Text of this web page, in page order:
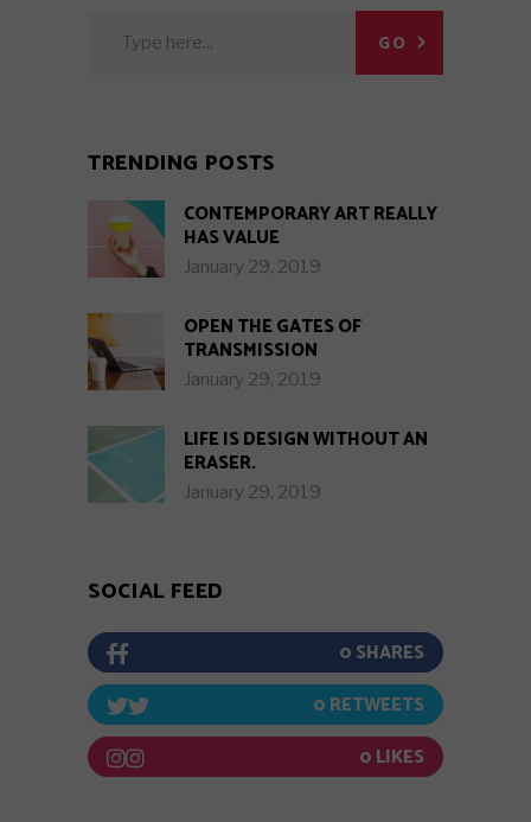
GO
TRENDING POSTS
CONTEMPORARY ART REALLY
HAS VALUE
January 29, 2019
OPEN THE GATES OF
TRANSMISSION
January 29, 2019
LIFE IS DESIGN WITHOUT AN
ERASER.
January 29, 2019
SOCIAL FEED
0
0
0